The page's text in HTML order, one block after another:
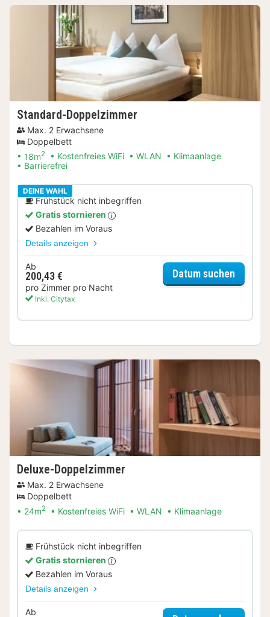
Standard-Doppelzimmer
Max. 2 Erwachsene
Doppelbett
18m2 Kostenfreies WiFi WLAN
Klimaanlage
Barrierefrei
DEINE WAHL
Frühstück nicht inbegriffen
Gratis stornieren
Bezahlen im Voraus
Details anzeigen
Ab
200,43 €
pro Zimmer pro Nacht
Inkl. Citytax
Datum suchen
Deluxe-Doppelzimmer
Max. 2 Erwachsene
Doppelbett
24m2 Kostenfreies WiFi WLAN Klimaanlage
Frühstück nicht inbegriffen
Gratis stornieren
Bezahlen im Voraus
Details anzeigen
Ab